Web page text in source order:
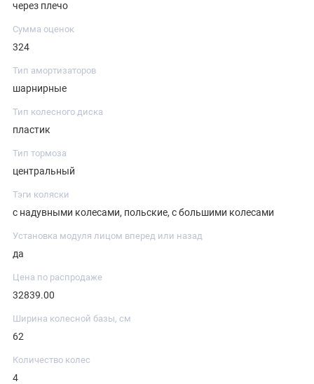
через плечо
Сумма оценок
324
Тип амортизаторов
шарнирные
Тип колесного диска
пластик
Тип тормоза
центральный
Тэги коляски
с надувными колесами, польские, с большими колесами
Установка модуля лицом вперед или назад
да
Цена по распродаже
32839.00
Ширина колесной базы, см
62
Количество колес
4